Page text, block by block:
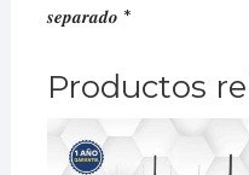
𝒔𝒆𝒑𝒂𝒓𝒂𝒅𝒐 *
Productos